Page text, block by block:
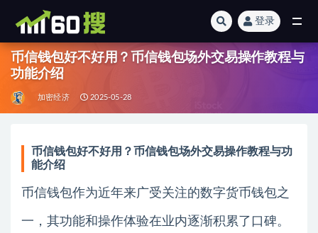
登录
币信钱包好不好用？币信钱包场外交易操作教程与
功能介绍
加密经济 2025-05-28
币信钱包好不好用？币信钱包场外交易操作教程与功
能介绍
币信钱包作为近年来广受关注的数字货币钱包之
一，其功能和操作体验在业内逐渐积累了口碑。